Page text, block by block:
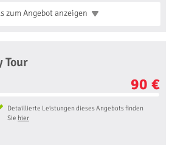
zum Angebotanzeigen
Tour
90 €
Detaillierte Leistungen dieses Angebots finden
Sie hier